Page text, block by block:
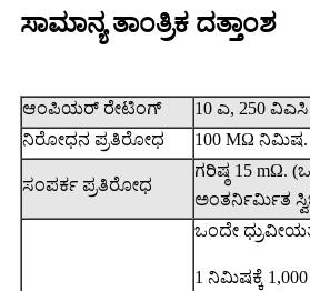
ಸಾಮಾನ್ಯ ತಾಂತ್ರಿಕ ದತ್ತಾಂಶ
ಆಂಪಿಯರ್ ರೇಟಿಂಗ್
10 ಎ, 250 ವಿಎಸಿ
ನಿರೋಧನ ಪ್ರತಿರೋಧ
100 MΩ ನಿಮಿಷ.
ಸಂಪರ್ಕ ಪ್ರತಿರೋಧ
ಗರಿಷ್ಠ 15 mΩ.
ಅಂತರ್ನಿರ್ಮಿತ
ಒಂದೇ
1 ನಿಮಿಷಕ್ಕೆ